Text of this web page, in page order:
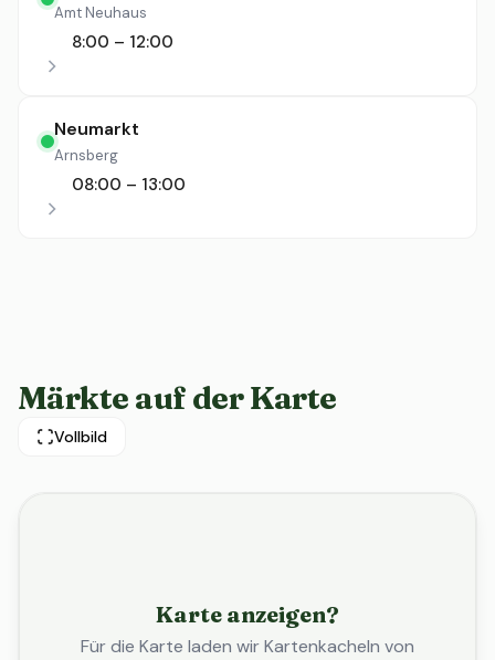
Amt Neuhaus
8:00 – 12:00
Neumarkt
Arnsberg
08:00 – 13:00
Märkte auf der Karte
Vollbild
Karte anzeigen?
Für die Karte laden wir Kartenkacheln von